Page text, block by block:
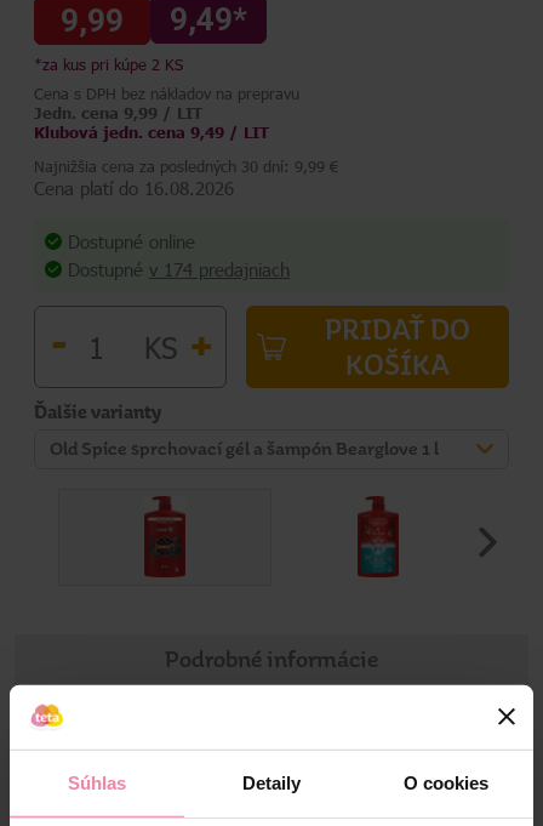
Súhlas Detaily O cookies
9,99 9,49*
*za kus pri kúpe 2 KS
Cena s DPH bez nákladov na prepravu
Jedn. cena 9,99 / LIT
Klubová jedn. cena 9,49 / LIT
Najnižšia cena za posledných 30 dní: 9,99 €
Cena platí do 16.08.2026
Dostupné online
Dostupné v 174 predajniach
- KS +
PRIDAŤ DO
KOŠÍKA
Ďalšie varianty
Old Spice sprchovací gél a šampón Bearglove 1 l
Podrobné informácie
Informácie o výrobku
PRIVÍTAJTE DLHOTRVAJÚCU VÔŇU PARFÉMOVEJ